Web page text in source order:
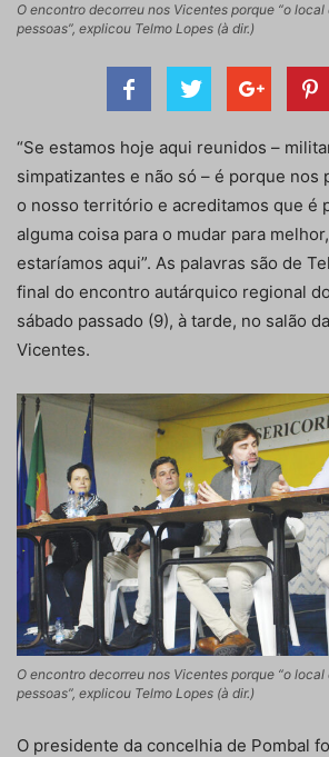
O encontro decorreu nos Vicentes porque “o
pessoas”, explicou Telmo Lopes (à dir.)
“Se estamos hoje aqui reunidos –
simpatizantes e não só – é porque nos
o nosso território e acreditamos que é
alguma coisa para o mudar para
estaríamos aqui”. As palavras são de
final do encontro autárquico regional
sábado passado (9), à tarde, no salão
Vicentes.
O encontro decorreu nos Vicentes porque “o
pessoas”, explicou Telmo Lopes (à dir.)
O presidente da concelhia de Pombal